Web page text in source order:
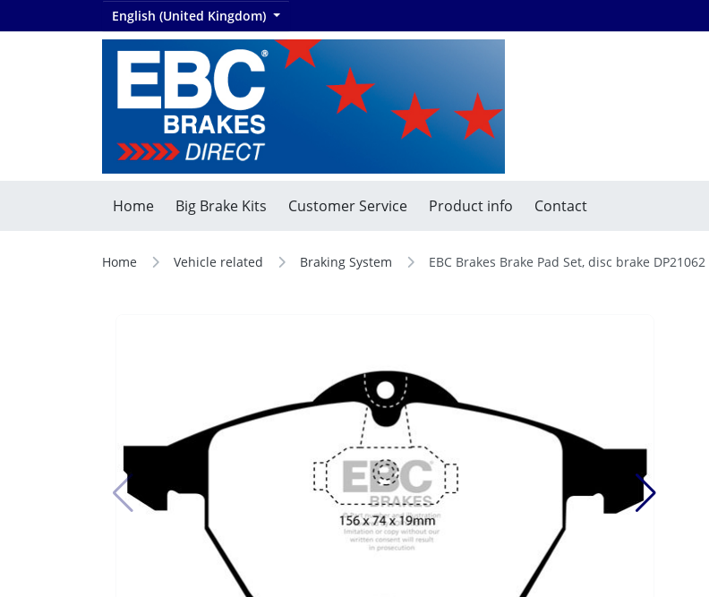
English (United Kingdom)
Home Big Brake Kits Customer Service Product info Contact
Home Vehicle related Braking System EBC Brakes Brake Pad Set, disc brake DP21062